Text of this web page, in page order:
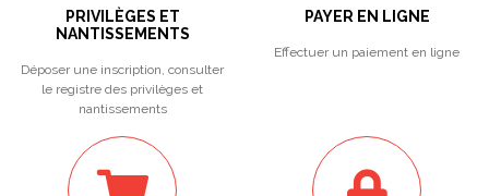
PRIVILÈGES ET
NANTISSEMENTS
Déposer une inscription, consulter
le registre des privilèges et
nantissements
PAYER EN LIGNE
Effectuer un paiement en ligne